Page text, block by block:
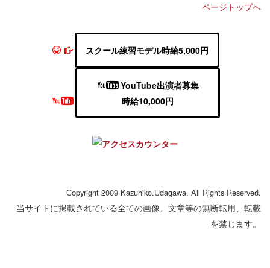
ページトップへ
スクール練習モデル時給5,000円
YouTube出演者募集
時給10,000円
Copyright 2009 Kazuhiko.Udagawa. All Rights Reserved.
当サイトに掲載されている全ての画像、文章等の無断転用、転載
を禁じます。